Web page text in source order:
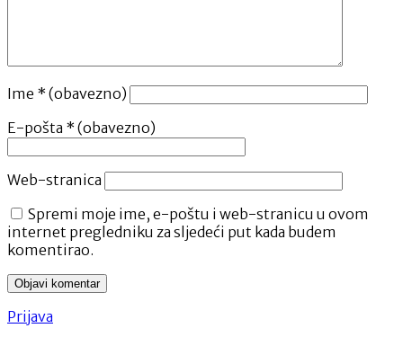
Ime * (obavezno)
E-pošta * (obavezno)
Web-stranica
Spremi moje ime, e-poštu i web-stranicu u ovom
internet pregledniku za sljedeći put kada budem
komentirao.
Prijava